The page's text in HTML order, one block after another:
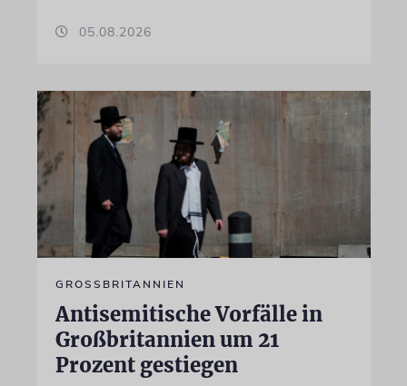
05.08.2026
GROSSBRITANNIEN
Antisemitische Vorfälle in
Großbritannien um 21
Prozent gestiegen